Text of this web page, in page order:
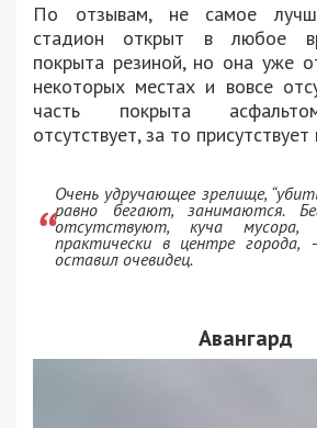
По отзывам, не самое
стадион открыт в любое
покрыта резиной, но она уже
некоторых местах и вовсе
часть покрыта
отсутствует, за то
Очень удручающее зрелище,
равно бегают, занимаются.
отсутствуют, куча мусора,
практически в центре
оставил очевидец.
Авангард